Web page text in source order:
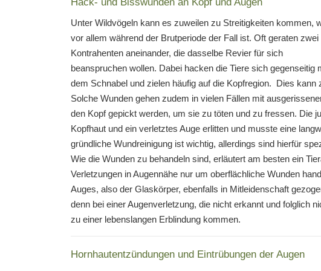
Unter Wildvögeln kann es zuweilen zu Streitigkeiten kommen,
vor allem während der Brutperiode der Fall ist. Oft geraten zwei
Kontrahenten aneinander, die dasselbe Revier für sich
beanspruchen wollen. Dabei hacken die Tiere sich gegenseitig
dem Schnabel und zielen häufig auf die Kopfregion. Dies
Solche Wunden gehen zudem in vielen Fällen mit
den Kopf gepickt werden, um sie zu töten und zu fressen. Die
Kopfhaut und ein verletztes Auge erlitten und musste eine
gründliche Wundreinigung ist wichtig, allerdings sind hierfür
Wie die Wunden zu behandeln sind, erläutert am besten ein
Verletzungen in Augennähe nur um oberflächliche Wunden
Auges, also der Glaskörper, ebenfalls in Mitleidenschaft
denn bei einer Augenverletzung, die nicht erkannt und folglich
zu einer lebenslangen Erblindung kommen.
Hornhautentzündungen und Eintrübungen der Augen